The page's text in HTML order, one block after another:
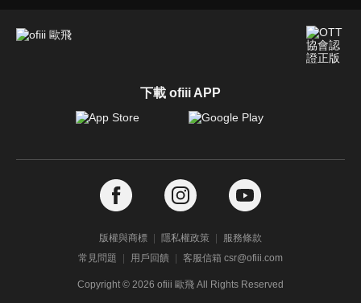
下載 ofiii APP
版權與商標 隱私權政策
服務條款
常見問題
用戶回饋 客服信箱 csr@ofiii.com
Copyright © 2026 ofiii 歐飛 All Rights Reserved